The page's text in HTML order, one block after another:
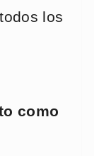
los
como